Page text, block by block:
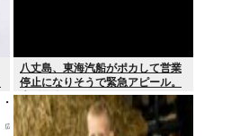
八丈島、東海汽船がポカして営業
停止になりそうで緊急アピール。
生活物資が届かなくなるかも。ア
シタバ以外に食うものがねえ